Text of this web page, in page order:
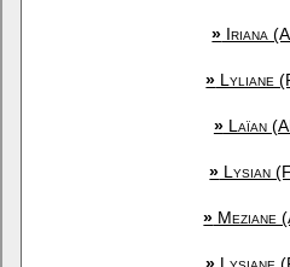
» Iriana
» Lyliane
»Laïan
» Lysian
» Meziane